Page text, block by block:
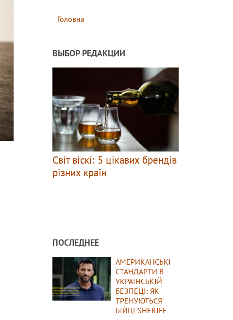
Головна
ВЫБОР РЕДАКЦИИ
Світ віскі: 5 цікавих брендів
різних країн
ПОСЛЕДНЕЕ
АМЕРИКАНСЬКІ
СТАНДАРТИ В
УКРАЇНСЬКІЙ
БЕЗПЕЦІ: ЯК
ТРЕНУЮТЬСЯ
БІЙЦІ SHERIFF